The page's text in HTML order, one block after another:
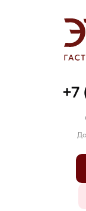
регулятор
панировочные
растительное),
загуститель,
+7